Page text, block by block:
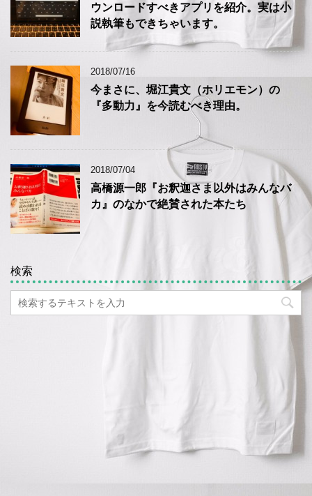
ウンロードすべきアプリを紹介。実は小
説執筆もできちゃいます。
2018/07/16
今まさに、堀江貴文（ホリエモン）の
『多動力』を今読むべき理由。
2018/07/04
高橋源一郎『お釈迦さま以外はみんなバ
カ』のなかで絶賛された本たち
検索